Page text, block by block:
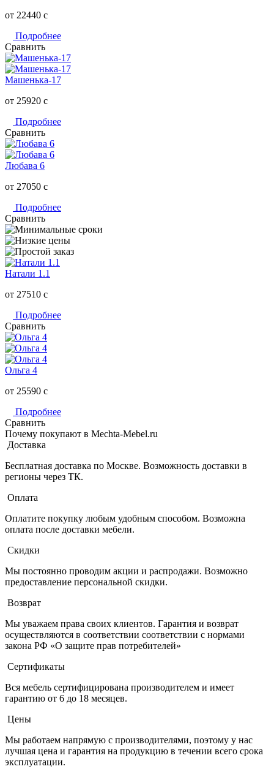
от 22440 c
Подробнее
Сравнить
Машенька-17
от 25920 c
Подробнее
Сравнить
Любава 6
от 27050 c
Подробнее
Сравнить
Натали 1.1
от 27510 c
Подробнее
Сравнить
Ольга 4
от 25590 c
Подробнее
Сравнить
Почему покупают в Mechta-Mebel.ru
Доставка
Бесплатная доставка по Москве. Возможность доставки в
регионы через ТК.
Оплата
Оплатите покупку любым удобным способом. Возможна
оплата после доставки мебели.
Скидки
Мы постоянно проводим акции и распродажи. Возможно
предоставление персональной скидки.
Возврат
Мы уважаем права своих клиентов. Гарантия и возврат
осуществляются в соответствии соответствии с нормами
закона РФ «О защите прав потребителей»
Сертификаты
Вся мебель сертифицирована производителем и имеет
гарантию от 6 до 18 месяцев.
Цены
Мы работаем напрямую с производителями, поэтому у нас
лучшая цена и гарантия на продукцию в течении всего срока
эксплуатации.